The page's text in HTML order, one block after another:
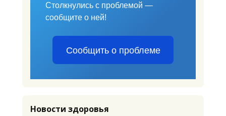
Столкнулись с проблемой —
сообщите о ней!
Сообщить о проблеме
Новости здоровья